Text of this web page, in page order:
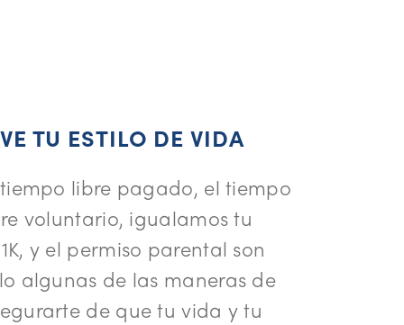
TU ESTILO DE VIDA
libre pagado, el tiempo
voluntario, igualamos tu
y el permiso parental son
algunas de las maneras de
de que tu vida y tu